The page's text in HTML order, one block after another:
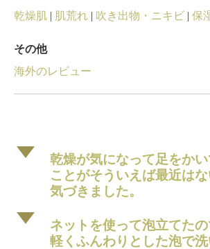
乾燥肌 | 肌荒れ | 吹き出物・ニキビ | 保
その他
海外のレビュー
d
乾燥が気になって足をかい
ことがそういえば最近は
気づきました。
d
ネットを使って泡立てたの
軽くふんわりとした泡で